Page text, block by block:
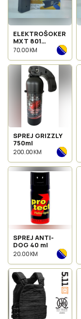
ELEKTROŠOKER
MXT 801
VOLTAGE
4000KV
70.00 KM
SPREJ GRIZZLY
750ml
200.00 KM
SPREJ ANTI-
DOG 40 ml
20.00 KM